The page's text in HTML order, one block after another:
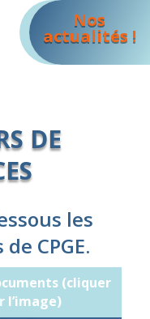
Nos
actualités !
DE
les
CPGE.
(cliquer
l’image)